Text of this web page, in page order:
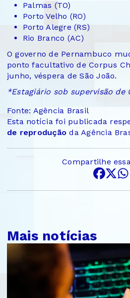
Palmas (TO)
Porto Velho (RO)
Porto Alegre (RS)
Rio Branco (AC)
O governo de Pernambuco
ponto facultativo de Corpus
junho, véspera de São João.
*Estagiário sob supervisão de
Fonte: Agência Brasil
Esta notícia foi publicada
de reprodução da Agência
Compartilhe
Mais notícias